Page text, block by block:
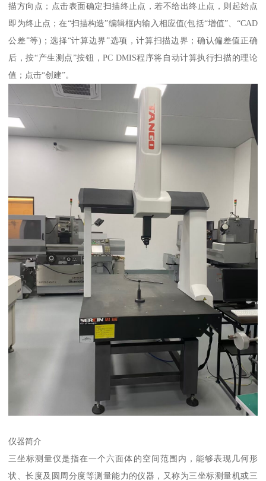
描方向点；点击表面确定扫描终止点，若不给出终止点，则起始点
即为终止点；在“扫描构造”编辑框内输入相应值(包括“增值”、“CAD
公差”等)；选择“计算边界”选项，计算扫描边界；确认偏差值正确
后，按“产生测点”按钮，PC DMIS程序将自动计算执行扫描的理论
值；点击“创建”。
仪器简介
三坐标测量仪是指在一个六面体的空间范围内，能够表现几何形
状、长度及圆周分度等测量能力的仪器，又称为三坐标测量机或三